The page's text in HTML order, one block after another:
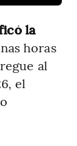
la
horas
al
el